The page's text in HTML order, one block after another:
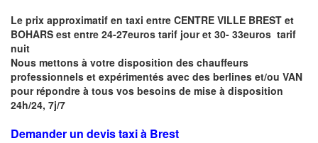
Le prix approximatif en taxi entre CENTRE VILLE BREST et
BOHARS est entre 24-27euros tarif jour et 30- 33euros tarif
nuit
Nous mettons à votre disposition des chauffeurs
professionnels et expérimentés avec des berlines et/ou VAN
pour répondre à tous vos besoins de mise à disposition
24h/24, 7j/7
Demander un devis taxi à Brest